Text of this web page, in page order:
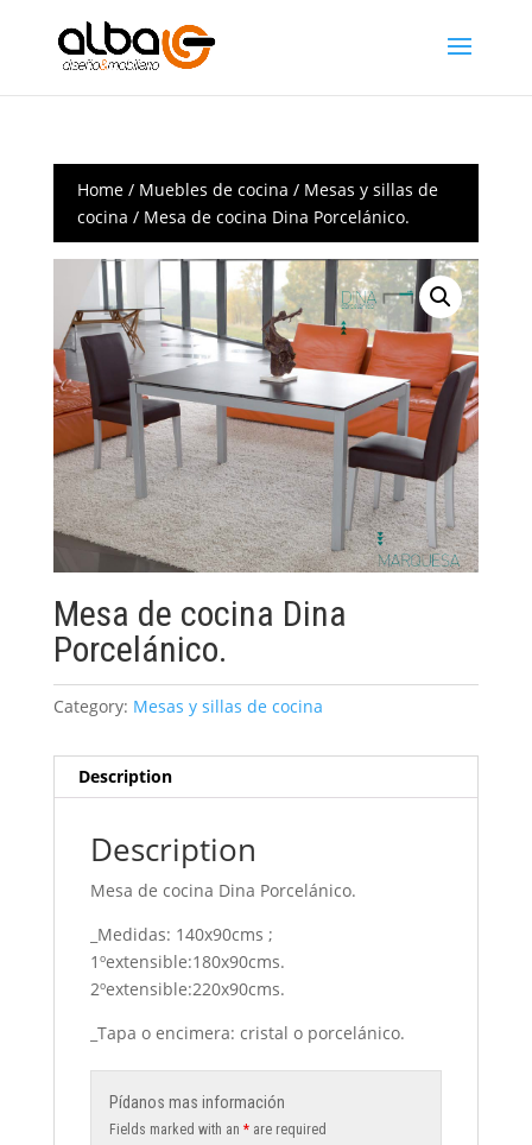
Home/ Muebles de cocina / Mesas y sillas de
cocina / Mesa de cocina Dina Porcelánico.
Mesa de cocina Dina
Porcelánico.
Category: Mesas y sillas de cocina
Description
Description
Mesa de cocina Dina Porcelánico.
_Medidas: 140x90cms ;
1ºextensible:180x90cms.
2ºextensible:220x90cms.
_Tapa o encimera: cristal o porcelánico.
Pídanos mas información
Fields marked with an *are required